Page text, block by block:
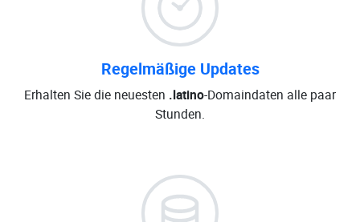
Regelmäßige Updates
Erhalten Sie die neuesten .latino-Domaindaten alle paar
Stunden.